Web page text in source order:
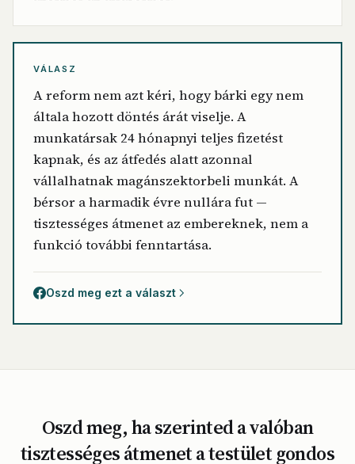
VÁLASZ
A reform nem azt kéri, hogy bárki egy nem
általa hozott döntés árát viselje. A
munkatársak 24 hónapnyi teljes fizetést
kapnak, és az átfedés alatt azonnal
vállalhatnak magánszektorbeli munkát. A
bérsor a harmadik évre nullára fut —
tisztességes átmenet az embereknek, nem a
funkció további fenntartása.
Oszd meg ezt a választ
Oszd meg, ha szerinted a valóban
tisztességes átmenet a testület gondos